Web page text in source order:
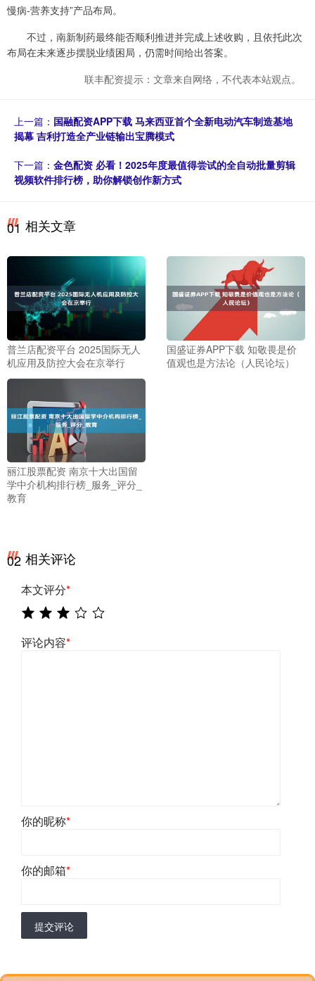
慢病-营养支持”产品布局。
不过，南新制药最终能否顺利推进并完成上述收购，且依托此次
布局在未来逐步摆脱业绩困局，仍需时间给出答案。
联丰配资提示：文章来自网络，不代表本站观点。
上一篇： 国融配资APP下载 马来西亚首个全新电动汽车制造基地
揭幕 吉利打造全产业链输出宝腾模式
下一篇： 金色配资 必看！2025年度最值得尝试的全自动批量剪辑
视频软件排行榜，助你解锁创作新方式
01 相关文章
普兰店配资平台 2025国际无人
机应用及防控大会在京举行
国盛证券APP下载 知敬畏是价
值观也是方法论（人民论坛）
丽江股票配资 南京十大出国留
学中介机构排行榜_服务_评分_
教育
02 相关评论
本文评分*
评论内容*
你的昵称*
你的邮箱*
提交评论